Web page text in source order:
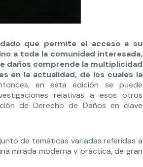
que permite el acceso a su
a toda la comunidad interesada,
daños comprende la multiplicidad
en la actualidad, de los cuales la
en esta edición se puede
relativas a esos otros
de Derecho de Daños en clave
de temáticas variadas referidas a
mirada moderna y práctica, de gran